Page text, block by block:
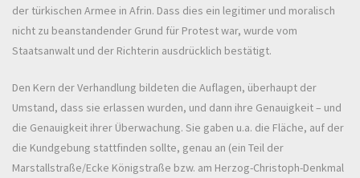
der türkischen Armee in Afrin. Dass dies ein legitimer und moralisch
nicht zu beanstandender Grund für Protest war, wurde vom
Staatsanwalt und der Richterin ausdrücklich bestätigt.
Den Kern der Verhandlung bildeten die Auflagen, überhaupt der
Umstand, dass sie erlassen wurden, und dann ihre Genauigkeit – und
die Genauigkeit ihrer Überwachung. Sie gaben u.a. die Fläche, auf der
die Kundgebung stattfinden sollte, genau an (ein Teil der
Marstallstraße/Ecke Königstraße bzw. am Herzog-Christoph-Denkmal